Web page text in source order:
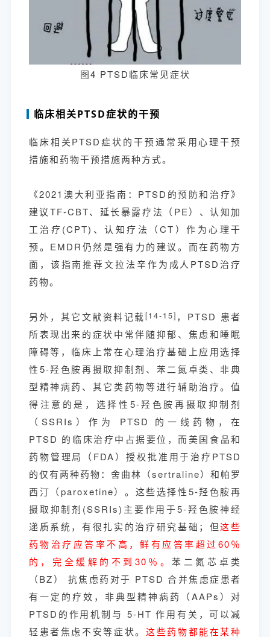
图4 PTSD临床常见症状
临床相关PTSD症状的干预
临床相关PTSD症状的干预通常采用心理干预
措施和药物干预措施两种方式。
《2021澳大利亚指南：PTSD的预防和治疗》
建议TF-CBT、延长暴露疗法（PE）、认知加
工治疗(CPT)、认知疗法（CT）作为心理干
预。EMDR仍然是强有力的建议。而在药物方
面，该指南推荐文拉法辛作为成人PTSD治疗
药物。
另外，其它文献资料记载[14-15] ，PTSD 患者
所表现出来的症状中常伴随抑郁、焦虑和睡眠
障碍等，临床上常在心理治疗基础上应用选择
性5-羟色胺再摄取抑制剂、苯二氮卓类、非典
型精神病药、其它类药物等进行辅助治疗。值
得注意的是，选择性5-羟色胺再摄取抑制剂
（SSRIs）作为 PTSD 的一线药物，在
PTSD 的临床治疗中占据要位，而美国食品和
药物管理局（FDA）授权批准用于治疗PTSD
的仅有两种药物：舍曲林（sertraline）和帕罗
西汀（paroxetine）。这些选择性5-羟色胺再
摄取抑制剂(SSRIs)主要作用于5-羟色胺神经
递质系统，有很扎实的治疗研究基础；但这些
药物治疗应答率不高，鲜有应答率超过60％
的，完全缓解的不到30％。苯二氮芯卓类
（BZ） 抗焦虑药对于 PTSD 合并焦虑症患者
有一定的疗效，非典型精神病药（AAPs）对
PTSD的作用机制与 5-HT 作用有关，可以减
轻患者焦虑不安等症状。 这些药物都能在某种